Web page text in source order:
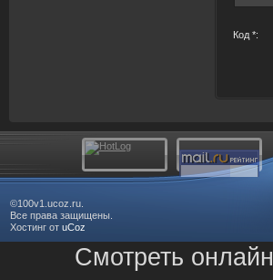
Код *:
©100v1.ucoz.ru.
Все права защищены.
Хостинг от uCoz
Смотреть онлайн